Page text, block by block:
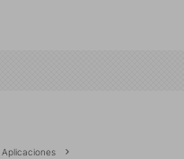
Aplicaciones